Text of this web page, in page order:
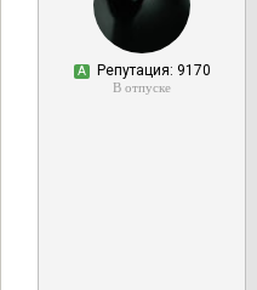
А Репутация: 9170
В отпуске